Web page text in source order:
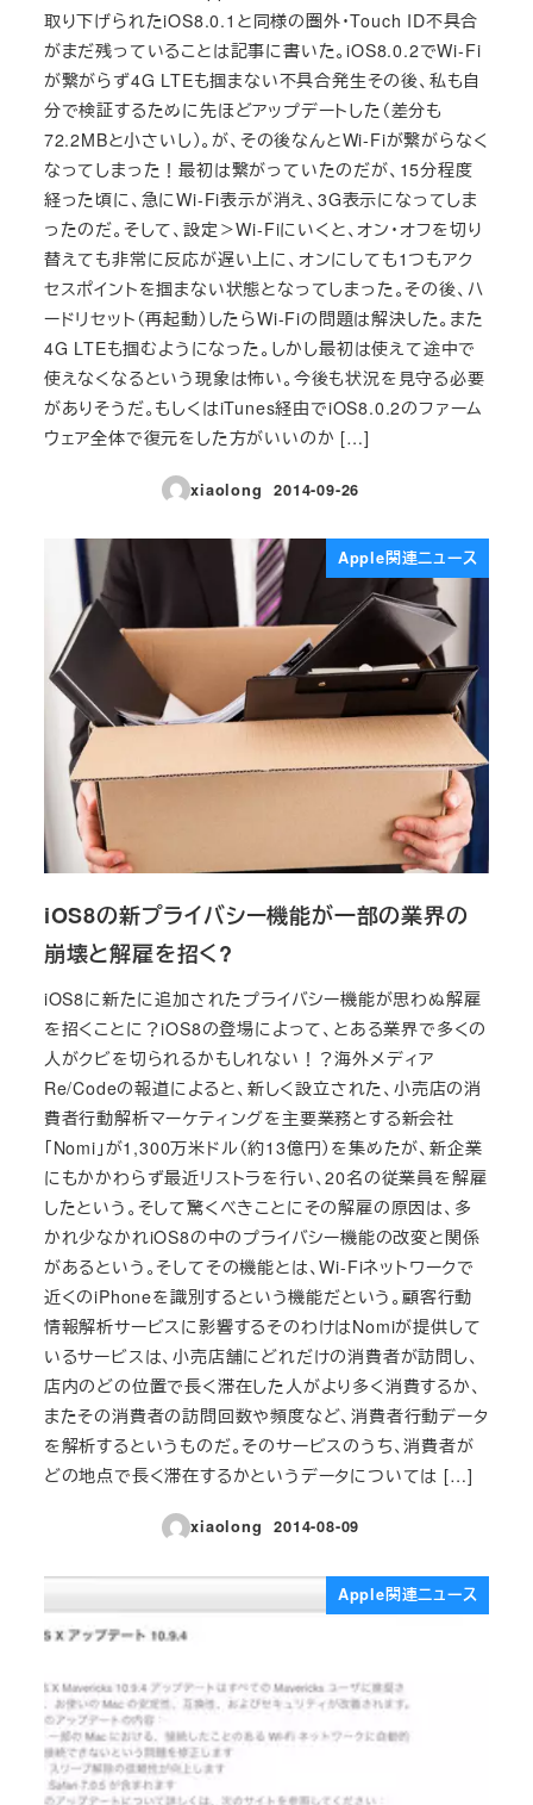
取り下げられたiOS8.0.1と同様の圏外・Touch ID不具合
がまだ残っていることは記事に書いた。iOS8.0.2でWi-Fi
が繋がらず4G LTEも掴まない不具合発生その後、私も自
分で検証するために先ほどアップデートした（差分も
72.2MBと小さいし）。が、その後なんとWi-Fiが繋がらなく
なってしまった！最初は繋がっていたのだが、15分程度
経った頃に、急にWi-Fi表示が消え、3G表示になってしま
ったのだ。そして、設定＞Wi-Fiにいくと、オン・オフを切り
替えても非常に反応が遅い上に、オンにしても1つもアク
セスポイントを掴まない状態となってしまった。その後、ハ
ードリセット（再起動）したらWi-Fiの問題は解決した。また
4G LTEも掴むようになった。しかし最初は使えて途中で
使えなくなるという現象は怖い。今後も状況を見守る必要
がありそうだ。もしくはiTunes経由でiOS8.0.2のファーム
ウェア全体で復元をした方がいいのか […]
xiaolong
投稿日
2014-09-26
Apple関連ニュース
iOS8の新プライバシー機能が一部の業界の
崩壊と解雇を招く?
iOS8に新たに追加されたプライバシー機能が思わぬ解雇
を招くことに？iOS8の登場によって、とある業界で多くの
人がクビを切られるかもしれない！？海外メディア
Re/Codeの報道によると、新しく設立された、小売店の消
費者行動解析マーケティングを主要業務とする新会社
「Nomi」が1,300万米ドル（約13億円）を集めたが、新企業
にもかかわらず最近リストラを行い、20名の従業員を解雇
したという。そして驚くべきことにその解雇の原因は、多
かれ少なかれiOS8の中のプライバシー機能の改変と関係
があるという。そしてその機能とは、Wi-Fiネットワークで
近くのiPhoneを識別するという機能だという。顧客行動
情報解析サービスに影響するそのわけはNomiが提供して
いるサービスは、小売店舗にどれだけの消費者が訪問し、
店内のどの位置で長く滞在した人がより多く消費するか、
またその消費者の訪問回数や頻度など、消費者行動データ
を解析するというものだ。そのサービスのうち、消費者が
どの地点で長く滞在するかというデータについては […]
xiaolong
投稿日
2014-08-09
Apple関連ニュース